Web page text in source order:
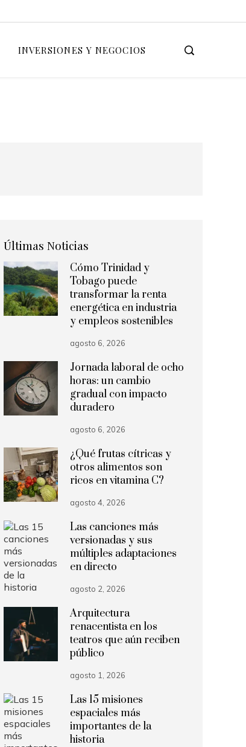
INVERSIONES Y NEGOCIOS
Últimas Noticias
Cómo Trinidad y
Tobago puede
transformar la renta
energética en industria
y empleos sostenibles
agosto 6, 2026
Jornada laboral de ocho
horas: un cambio
gradual con impacto
duradero
agosto 6, 2026
¿Qué frutas cítricas y
otros alimentos son
ricos en vitamina C?
agosto 4, 2026
Las canciones más
versionadas y sus
múltiples adaptaciones
en directo
agosto 2, 2026
Arquitectura
renacentista en los
teatros que aún reciben
público
agosto 1, 2026
Las 15 misiones
espaciales más
importantes de la
historia